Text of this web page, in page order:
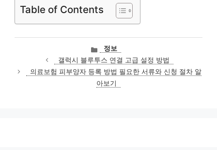
Table of Contents
카
테
고
리
정보
갤럭시 블루투스 연결 고급 설정 방법
의료보험 피부양자 등록 방법 필요한 서류와 신청 절차 알
아보기